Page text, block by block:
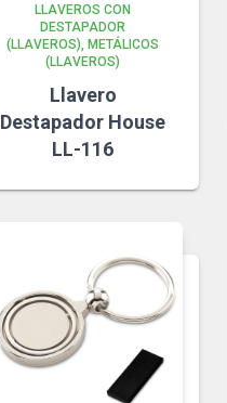
LLAVEROS CON
DESTAPADOR
(LLAVEROS) METÁLICOS
(LLAVEROS)
Llavero
Destapador House
LL-116